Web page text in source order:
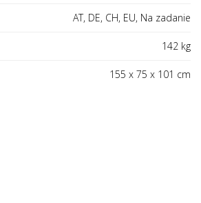
AT, DE, CH, EU, Na zadanie
142 kg
155 x 75 x 101 cm